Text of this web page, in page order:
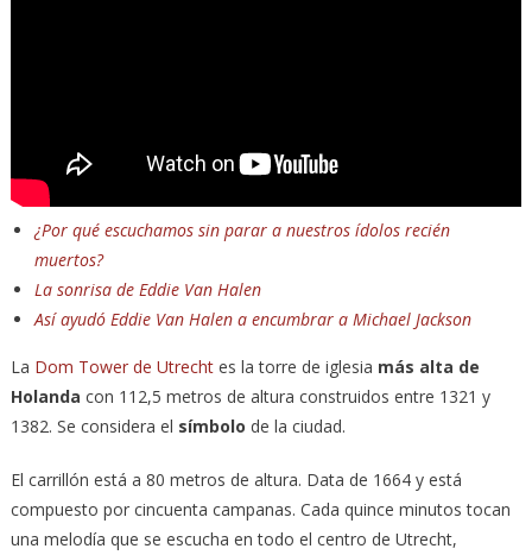
¿Por qué escuchamos sin parar a nuestros ídolos recién
muertos?
La sonrisa de Eddie Van Halen
Así ayudó Eddie Van Halen a encumbrar a Michael Jackson
La Dom Tower de Utrechtes la torre de iglesia más alta de
Holanda con 112,5 metros de altura construidos entre 1321 y
1382. Se considera el símbolo de la ciudad.
El carrillón está a 80 metros de altura. Data de 1664 y está
compuesto por cincuenta campanas. Cada quince minutos tocan
una melodía que se escucha en todo el centro de Utrecht,